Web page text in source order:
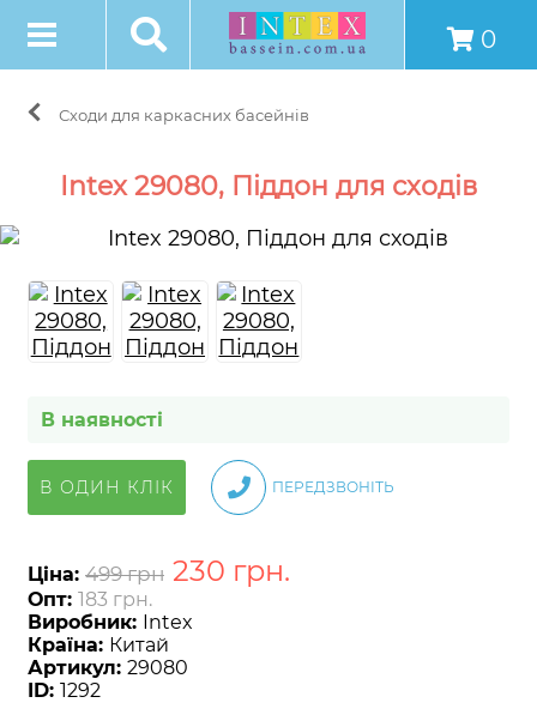
0
Сходи для каркасних басейнів
Intex 29080, Піддон для сходів
В наявності
В ОДИН КЛІК ПЕРЕДЗВОНІТЬ
Ціна: 499 грн 230 грн.
Опт: 183 грн.
Виробник: Intex
Країна: Китай
Артикул: 29080
ID: 1292